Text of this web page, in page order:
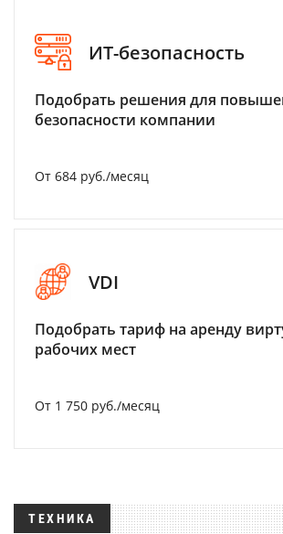
ИТ-безопасность
Подобрать решения для
безопасности компании
От 684 руб./месяц
VDI
Подобрать тариф на аренду
рабочих мест
От 1 750 руб./месяц
ТЕХНИКА